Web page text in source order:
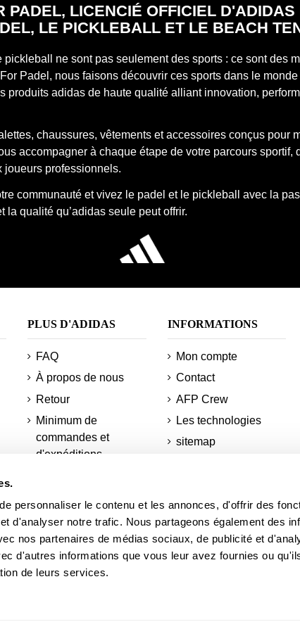
personnaliser le contenu et les annonces, d'offrir des
d'analyser notre trafic. Nous partageons également des
nos partenaires de médias sociaux, de publicité et
d'autres informations que vous leur avez fournies ou
de leurs services.
PADEL, LICENCIÉ OFFICIEL D'ADIDAS
LE PICKLEBALL ET LE BEACH
pickleball ne sont pas seulement des sports : ce sont des
Padel, nous faisons découvrir ces sports dans le monde
produits adidas de haute qualité alliant innovation,
chaussures, vêtements et accessoires conçus pour
accompagner à chaque étape de votre parcours sportif,
joueurs professionnels.
communauté et vivez le padel et le pickleball avec la
la qualité qu’adidas seule peut offrir.
PLUS D'ADIDAS
FAQ
À propos de nous
Retour
Minimum de
commandes et
d'expéditions
Académie AFP
Courts adidas
INFORMATIONS
Mon compte
Contact
AFP Crew
Les technologies
sitemap